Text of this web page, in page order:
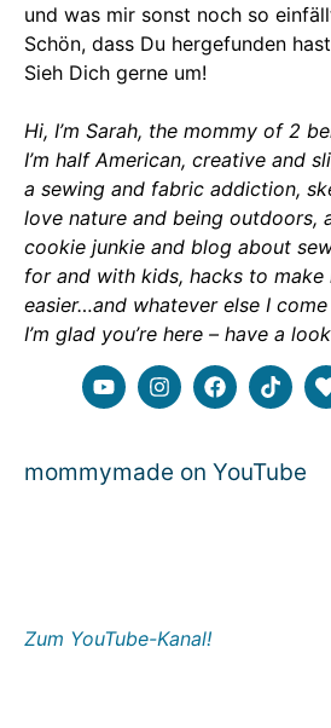
und was mir sonst noch so
Schön, dass Du hergefunden
Sieh Dich gerne um!
Hi, I’m Sarah, the mommy of 2
I’m half American, creative and
a sewing and fabric addiction,
love nature and being outdoors,
cookie junkie and blog about
for and with kids, hacks to
easier…and whatever else I
I’m glad you’re here – have a
mommymade on YouTube
Zum YouTube-Kanal!